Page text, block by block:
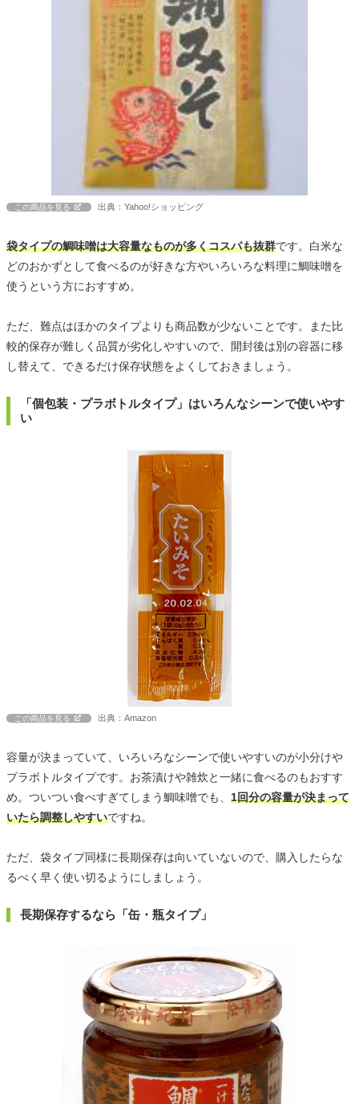
この商品を見る 出典：Yahoo!ショッピング
袋タイプの鯛味噌は大容量なものが多くコスパも抜群です。白米な
どのおかずとして食べるのが好きな方やいろいろな料理に鯛味噌を
使うという方におすすめ。
ただ、難点はほかのタイプよりも商品数が少ないことです。また比
較的保存が難しく品質が劣化しやすいので、開封後は別の容器に移
し替えて、できるだけ保存状態をよくしておきましょう。
「個包装・プラボトルタイプ」はいろんなシーンで使いやす
い
この商品を見る 出典：Amazon
容量が決まっていて、いろいろなシーンで使いやすいのが小分けや
プラボトルタイプです。お茶漬けや雑炊と一緒に食べるのもおすす
め。ついつい食べすぎてしまう鯛味噌でも、 1回分の容量が決まって
いたら調整しやすいですね。
ただ、袋タイプ同様に長期保存は向いていないので、購入したらな
るべく早く使い切るようにしましょう。
長期保存するなら「缶・瓶タイプ」